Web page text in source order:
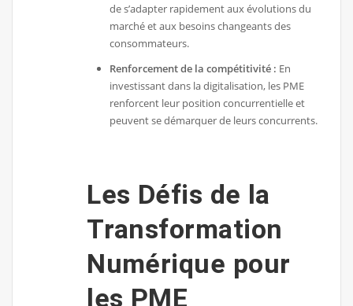
de s’adapter rapidement aux évolutions du
marché et aux besoins changeants des
consommateurs.
Renforcement de la compétitivité : En
investissant dans la digitalisation, les PME
renforcent leur position concurrentielle et
peuvent se démarquer de leurs concurrents.
Les Défis de la
Transformation
Numérique pour
les PME